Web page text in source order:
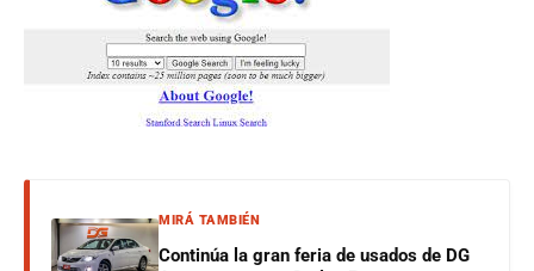
MIRÁ TAMBIÉN
Continúa la gran feria de usados de DG